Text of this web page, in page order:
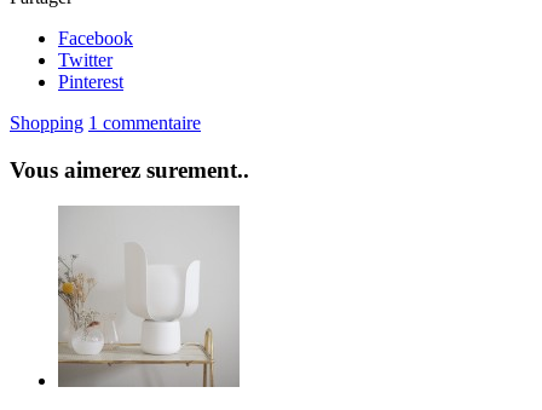
Facebook
Twitter
Pinterest
Shopping 1 commentaire
Vous aimerez surement..